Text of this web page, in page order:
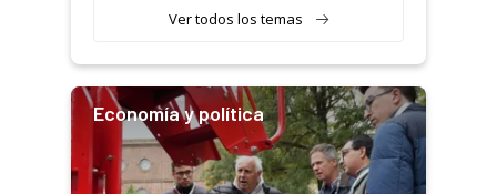
Ver todos los temas
Economía y política